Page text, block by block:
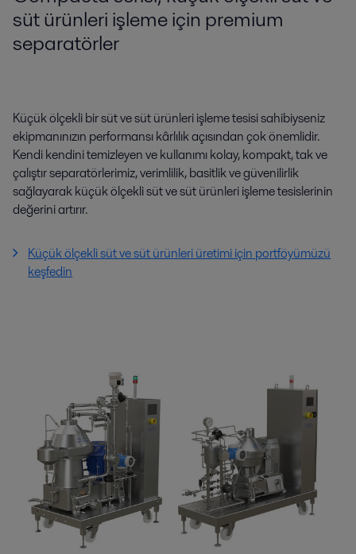
süt ürünleri işleme için premium
separatörler
Küçük ölçekli bir süt ve süt ürünleri işleme tesisi sahibiyseniz
ekipmanınızın performansı kârlılık açısından çok önemlidir.
Kendi kendini temizleyen ve kullanımı kolay, kompakt, tak ve
çalıştır separatörlerimiz, verimlilik, basitlik ve güvenilirlik
sağlayarak küçük ölçekli süt ve süt ürünleri işleme tesislerinin
değerini artırır.
Küçük ölçekli süt ve süt ürünleri üretimi için portföyümüzü
keşfedin